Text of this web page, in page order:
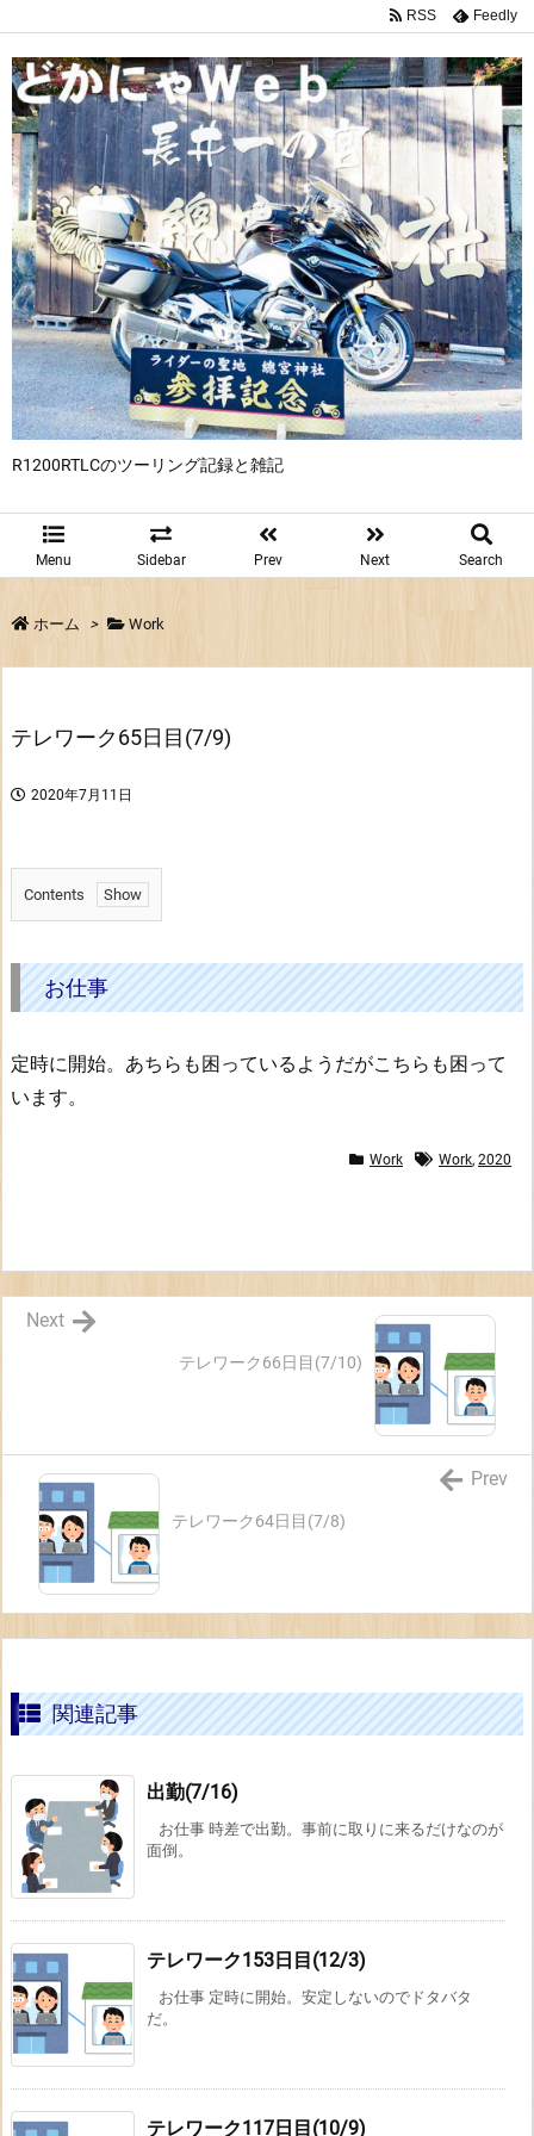
R1200RTLCのツーリング記録と雑記
Menu Sidebar Prev Next Search
RSS Feedly
ホーム > Work
テレワーク65日目(7/9)
2020年7月11日
Contents
1.
仕
事
お仕事
定時に開始。あちらも困っているようだがこちらも困って
います。
Work Work, 2020
テレワーク66日目(7/10)
Next
テレワーク64日目(7/8)
Prev
関連記事
出勤(7/16)
お仕事 時差で出勤。事前に取りに来るだけなのが
面倒。
テレワーク153日目(12/3)
お仕事 定時に開始。安定しないのでドタバタ
だ。
テレワーク117日目(10/9)